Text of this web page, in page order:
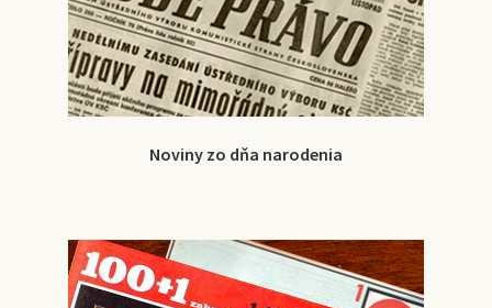
Noviny zo dňa narodenia